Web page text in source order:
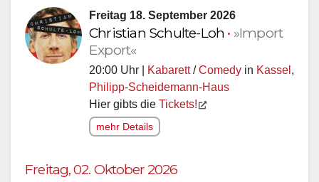
Freitag 18. September 2026
Christian Schulte-Loh • »Import
Export«
20:00 Uhr | Kabarett/Comedy in Kassel ,
Philipp-Scheidemann-Haus
Hier gibts die Tickets!
mehr Details
Freitag, 02. Oktober 2026